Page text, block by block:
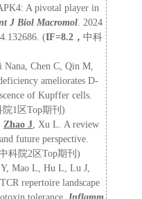
A pivotal player in
J Biol Macromol. 2024
(IF=8.2， 中科
Chen C, Qin M,
ameliorates D-
of Kupffer cells.
院1 区Top期刊 )
Zhao J, Xu L. A review
future perspective.
科院2区Top期刊 )
Y, Mao L, Hu L, Lu J,
repertoire landscape